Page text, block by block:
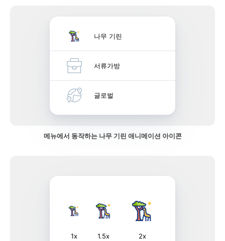
나무 기린
서류가방
글로벌
메뉴에서 동작하는 나무 기린 애니메이션 아이콘
1x 1.5x 2x